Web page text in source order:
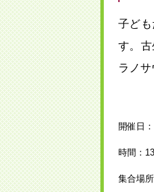
子ど
す。
ラノサ
開催日
時間：
集合場